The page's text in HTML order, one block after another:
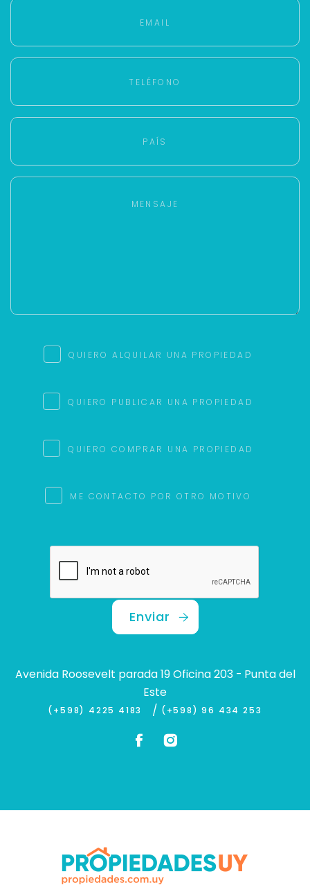
QUIERO ALQUILAR UNA PROPIEDAD
QUIERO PUBLICAR UNA PROPIEDAD
QUIERO COMPRAR UNA PROPIEDAD
ME CONTACTO POR OTRO MOTIVO
Enviar
Avenida Roosevelt parada 19 Oficina 203 - Punta del
Este
(+598) 4225 4183 / (+598) 96 434 253